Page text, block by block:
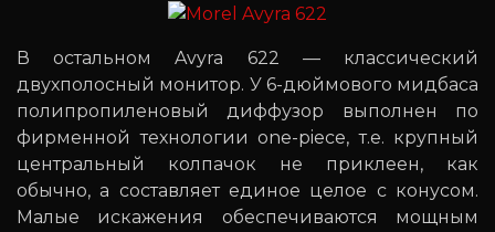
В остальном Avyra 622 — классический
двухполосный монитор. У 6-дюймового мидбаса
полипропиленовый диффузор выполнен по
фирменной технологии one-piece, т.е. крупный
центральный колпачок не приклеен, как
обычно, а составляет единое целое с конусом.
Малые искажения обеспечиваются мощным